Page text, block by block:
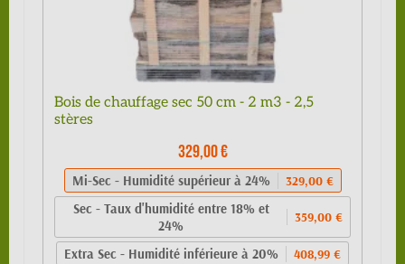
Bois de chauffage sec 50 cm - 2 m3 - 2,5
stères
329,00 €
Mi-Sec - Humidité supérieur à 24% 329,00 €
Sec - Taux d'humidité entre 18% et
24%
359,00 €
Extra Sec - Humidité inférieure à 20% 408,99 €